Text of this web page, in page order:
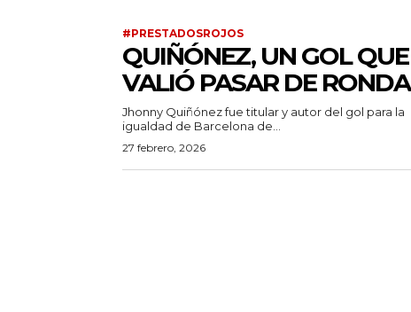
#PRESTADOSROJOS
QUIÑÓNEZ, UN GOL QUE
VALIÓ PASAR DE RONDA
Jhonny Quiñónez fue titular y autor del gol para la
igualdad de Barcelona de...
27 febrero, 2026